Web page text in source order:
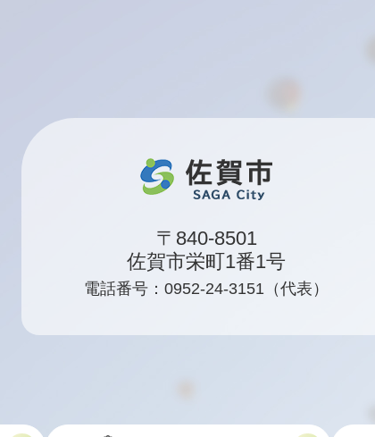
〒840-8501
佐賀市栄町1番1号
電話番号：0952-24-3151（代表）